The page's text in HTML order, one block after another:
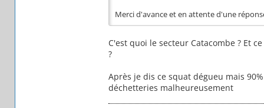
Merci d'avance et en attente d'une
C'est quoi le secteur Catacombe ? Et
?
Après je dis ce squat dégueu mais
déchetteries malheureusement